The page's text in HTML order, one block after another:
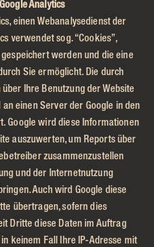
Analytics
einen Webanalysedienst der
verwendet sog. “Cookies”,
werden und die eine
Sie ermöglicht. Die durch
Ihre Benutzung der Website
einen Server der Google in den
Google wird diese Informationen
auszuwerten, um Reports über
zusammenzustellen
und der Internetnutzung
Auch wird Google diese
übertragen, sofern dies
Dritte diese Daten im Auftrag
keinem Fall Ihre IP-Adresse mit